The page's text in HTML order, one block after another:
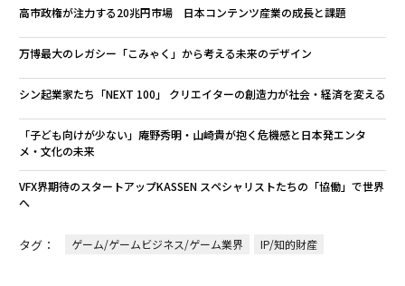
高市政権が注力する20兆円市場 日本コンテンツ産業の成長と課題
万博最大のレガシー「こみゃく」から考える未来のデザイン
シン起業家たち「NEXT 100」 クリエイターの創造力が社会・経済を変える
「子ども向けが少ない」庵野秀明・山崎貴が抱く危機感と日本発エンタ
メ・文化の未来
VFX界期待のスタートアップKASSEN スペシャリストたちの「協働」で世界
へ
タグ： ゲーム/ゲームビジネス/ゲーム業界 IP/知的財産